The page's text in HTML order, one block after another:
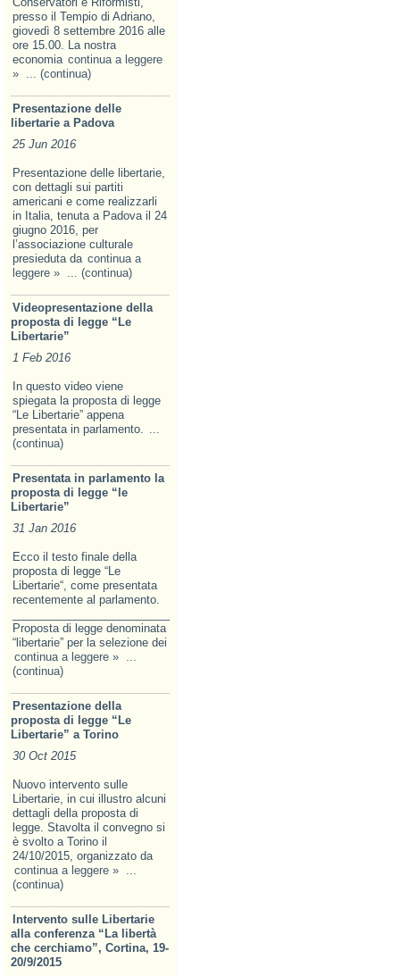
presso il Tempio di Adriano,
giovedì 8 settembre 2016 alle
ore 15.00. La nostra
economia continua a leggere
» ... (continua)
Presentazione delle
libertarie a Padova
25 Jun 2016
Presentazione delle libertarie,
con dettagli sui partiti
americani e come realizzarli
in Italia, tenuta a Padova il 24
giugno 2016, per
l’associazione culturale
presieduta da continua a
leggere » ... (continua)
Videopresentazione della
proposta di legge “Le
Libertarie”
1 Feb 2016
In questo video viene
spiegata la proposta di legge
“Le Libertarie” appena
presentata in parlamento. ...
(continua)
Presentata in parlamento la
proposta di legge “le
Libertarie”
31 Jan 2016
Ecco il testo finale della
proposta di legge “Le
Libertarie“, come presentata
recentemente al parlamento.
Proposta di legge denominata
“libertarie” per la selezione dei
continua a leggere » ...
(continua)
Presentazione della
proposta di legge “Le
Libertarie” a Torino
30 Oct 2015
Nuovo intervento sulle
Libertarie, in cui illustro alcuni
dettagli della proposta di
legge. Stavolta il convegno si
è svolto a Torino il
24/10/2015, organizzato da
continua a leggere » ...
(continua)
Intervento sulle Libertarie
alla conferenza “La libertà
che cerchiamo”, Cortina, 19-
20/9/2015